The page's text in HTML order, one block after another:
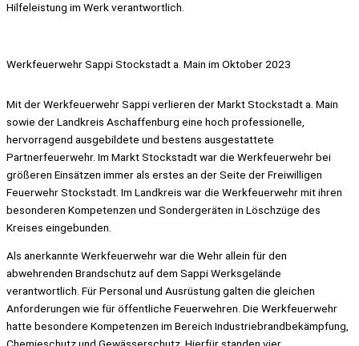
Hilfeleistung im Werk verantwortlich.
Werkfeuerwehr Sappi Stockstadt a. Main im Oktober 2023
Mit der Werkfeuerwehr Sappi verlieren der Markt Stockstadt a. Main
sowie der Landkreis Aschaffenburg eine hoch professionelle,
hervorragend ausgebildete und bestens ausgestattete
Partnerfeuerwehr. Im Markt Stockstadt war die Werkfeuerwehr bei
größeren Einsätzen immer als erstes an der Seite der Freiwilligen
Feuerwehr Stockstadt. Im Landkreis war die Werkfeuerwehr mit ihren
besonderen Kompetenzen und Sondergeräten in Löschzüge des
Kreises eingebunden.
Als anerkannte Werkfeuerwehr war die Wehr allein für den
abwehrenden Brandschutz auf dem Sappi Werksgelände
verantwortlich. Für Personal und Ausrüstung galten die gleichen
Anforderungen wie für öffentliche Feuerwehren. Die Werkfeuerwehr
hatte besondere Kompetenzen im Bereich Industriebrandbekämpfung,